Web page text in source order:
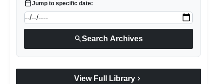
calendar_todayJump to specific date:
searchSearch Archives
View Full Library chevron_right